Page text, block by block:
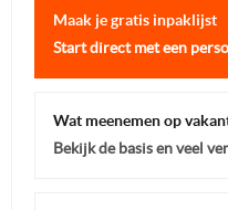
Maak je gratis inpaklijst
Start direct met een
Wat meenemen op
Bekijk de basis en veel